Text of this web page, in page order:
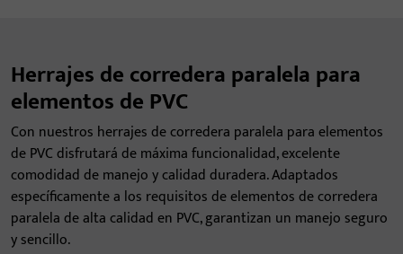
Herrajes de corredera paralela para
elementos de PVC
Con nuestros herrajes de corredera paralela para elementos
de PVC disfrutará de máxima funcionalidad, excelente
comodidad de manejo y calidad duradera. Adaptados
específicamente a los requisitos de elementos de corredera
paralela de alta calidad en PVC, garantizan un manejo seguro
y sencillo.